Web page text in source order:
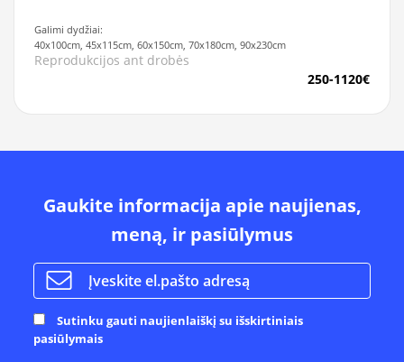
Galimi dydžiai:
40x100cm, 45x115cm, 60x150cm, 70x180cm, 90x230cm
Reprodukcijos ant drobės
250-1120€
Gaukite informacija apie naujienas,
meną, ir pasiūlymus
Sutinku gauti naujienlaiškį su išskirtiniais
pasiūlymais